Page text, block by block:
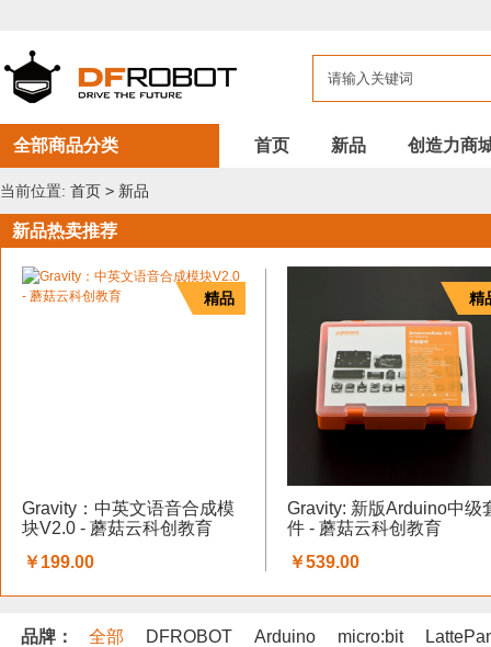
全部商品分类 首页 新品 创造力商
当前位置: 首页 > 新品
新品热卖推荐
精品
Gravity：中英文语音合成模
块V2.0 - 蘑菇云科创教育
￥199.00
精
Gravity: 新版Arduino中级
件 - 蘑菇云科创教育
￥539.00
品牌： 全部 DFROBOT Arduino micro:bit